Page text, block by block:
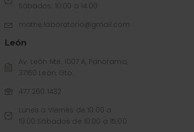
Sábados: 10:00 a 14:00
mathe.laboratorio@gmail.com
León
Av. León Nte. 1007 A, Panorama,
37160 León, Gto.
477 260 1432
Lunes a Viernes de 10:00 a
19:00 Sábados de 10:00 a 15:00